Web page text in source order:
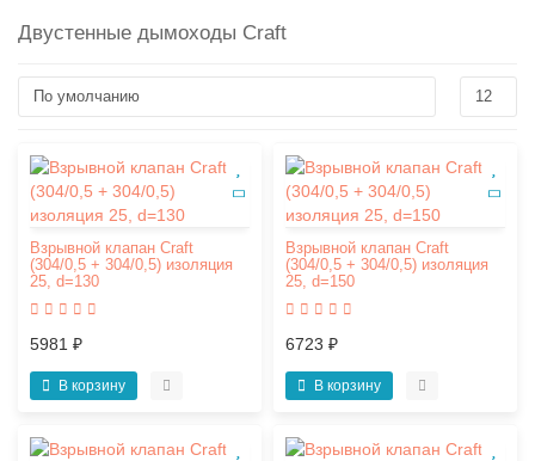
Двустенные дымоходы Craft
Взрывной клапан Craft
(304/0,5 + 304/0,5) изоляция
25, d=130
5981 ₽
В корзину
Взрывной клапан Craft
(304/0,5 + 304/0,5) изоляция
25, d=150
6723 ₽
В корзину